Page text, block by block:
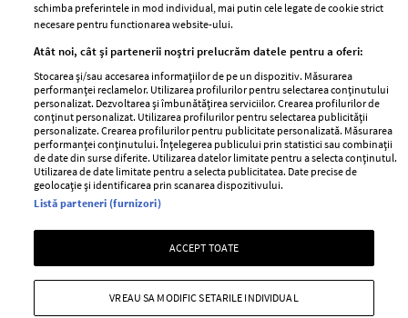
GSP
Unica
Baby
Retete
femei
Viva
Avantaje
Retete practice
Pariază responsabil! Decizia ONJN nr. 821/25.09.2025.
Jocurile de noroc sunt interzise minorilor.
Copyright © 2026 Ringier Romania SRL
schimba preferintele in mod individual, mai putin cele legate de cookie strict
necesare pentru functionarea website-ului.
Atât noi, cât și partenerii noștri prelucrăm datele pentru a oferi:
Stocarea și/sau accesarea informațiilor de pe un dispozitiv. Măsurarea
performanței reclamelor. Utilizarea profilurilor pentru selectarea conținutului
personalizat. Dezvoltarea și îmbunătățirea serviciilor. Crearea profilurilor de
conținut personalizat. Utilizarea profilurilor pentru selectarea publicității
personalizate. Crearea profilurilor pentru publicitate personalizată. Măsurarea
performanței conținutului. Înțelegerea publicului prin statistici sau combinații
de date din surse diferite. Utilizarea datelor limitate pentru a selecta conținutul.
Utilizarea de date limitate pentru a selecta publicitatea. Date precise de
geolocație și identificarea prin scanarea dispozitivului.
Listă parteneri (furnizori)
ACCEPT TOATE
VREAU SA MODIFIC SETARILE INDIVIDUAL